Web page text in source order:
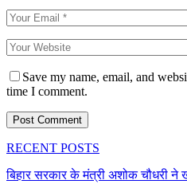
Save my name, email, and
time I comment.
RECENT POSTS
बिहार सरकार के मंत्री अशोक चौधरी ने